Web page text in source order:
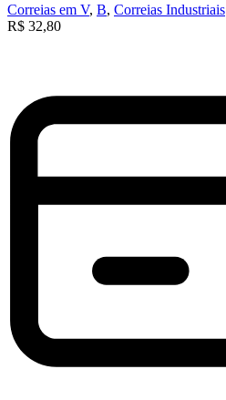
Correias em V, B, Correias Industriais
R$ 32,80